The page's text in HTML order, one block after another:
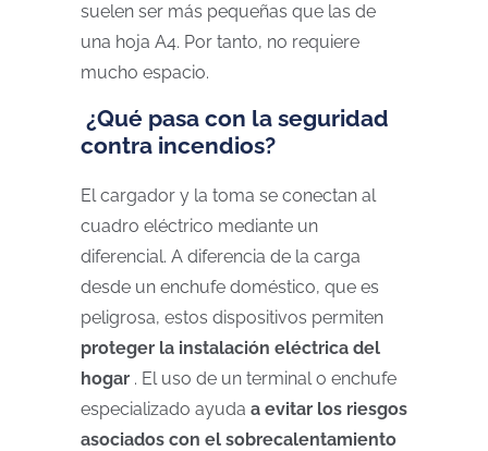
suelen ser más pequeñas que las de
una hoja A4. Por tanto, no requiere
mucho espacio.
¿Qué pasa con la seguridad
contra incendios?
El cargador y la toma se conectan al
cuadro eléctrico mediante un
diferencial. A diferencia de la carga
desde un enchufe doméstico, que es
peligrosa, estos dispositivos permiten
proteger la instalación eléctrica del
hogar . El uso de un terminal o enchufe
especializado ayuda a evitar los riesgos
asociados con el sobrecalentamiento